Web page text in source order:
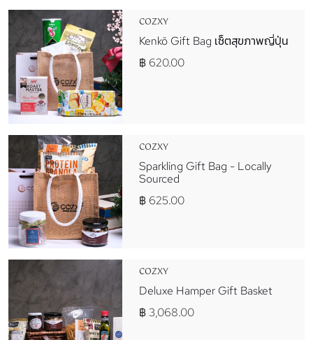
COZXY
Kenkō Gift Bag เซ็ตสุขภาพญี่ปุ่น
฿ 620.00
COZXY
Sparkling Gift Bag - Locally
Sourced
฿ 625.00
COZXY
Deluxe Hamper Gift Basket
฿ 3,068.00